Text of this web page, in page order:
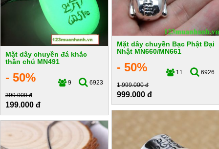
Mặt dây chuyền Bạc Phật Đại
Nhật MN660/MN661
- 50% 11
6926
1.999.000 đ
999.000 đ
Mặt dây chuyền đá khắc
thần chú MN491
- 50% 9
6923
399.000 đ
199.000 đ